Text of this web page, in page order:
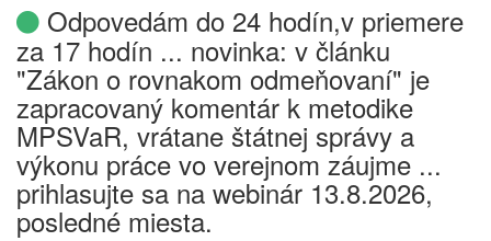
Odpovedám do 24 hodín,v priemere
za 17 hodín ... novinka: v článku
"Zákon o rovnakom odmeňovaní" je
zapracovaný komentár k metodike
MPSVaR, vrátane štátnej správy a
výkonu práce vo verejnom záujme ...
prihlasujte sa na webinár 13.8.2026,
posledné miesta.